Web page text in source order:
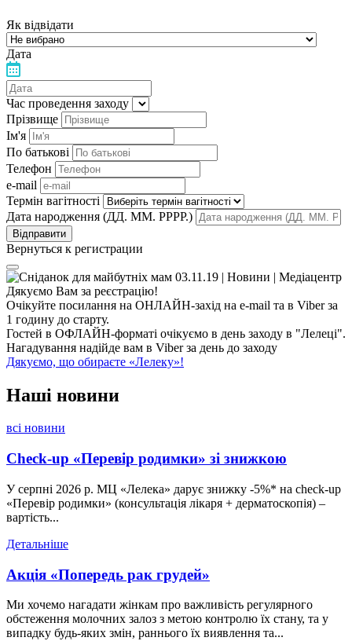
Як відвідати
Дата
Час проведення заходу
Прізвище
Ім'я
По батькові
Телефон
e-mail
Термін вагітності
Дата народження (ДД. ММ. РРРР.)
Вернуться к регистрации
Дякуємо Вам за реєстрацію!
Очікуйте посилання на ОНЛАЙН-захід на e-mail та в Viber за
1 годину до старту.
Гостей в ОФЛАЙН-форматі очікуємо в день заходу в "Лелеці".
Нагадування надійде вам в Viber за день до заходу
Дякуємо, що обираєте «Лелеку»!
Наші новини
всі новини
Check-up «Перевір родимки» зі знижкою
У серпні 2026 р. МЦ «Лелека» дарує знижку -5%* на check-up
«Перевір родимки» (консультація лікаря + дерматоскопія) –
вартість...
Детальніше
Акція «Попередь рак грудей»
Ми хочемо нагадати жінкам про важливість регулярного
обстеження молочних залоз з метою контролю їх стану, та у
випадку будь-яких змін, раннього їх виявлення та...